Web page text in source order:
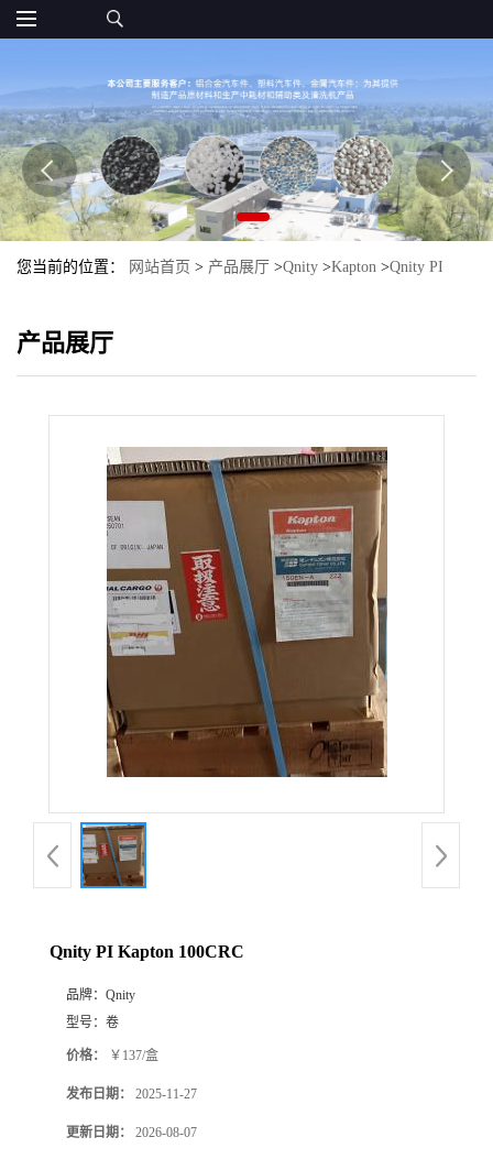
您当前的位置： 网站首页 > 产品展厅 >Qnity >Kapton >Qnity PI
产品展厅
Qnity PI Kapton 100CRC
品牌： Qnity
型号： 卷
价格： ￥137/盒
发布日期： 2025-11-27
更新日期： 2026-08-07